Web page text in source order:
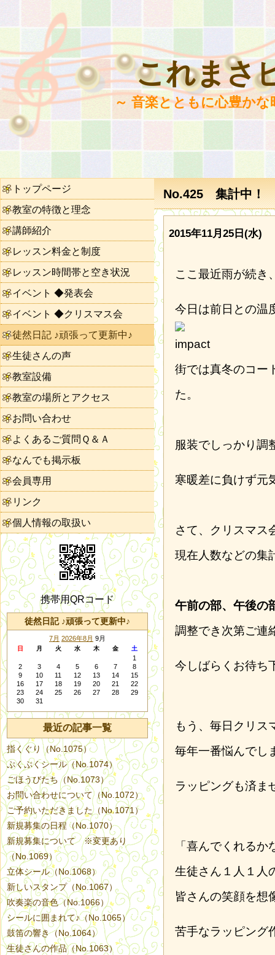
これまさ
～ 音楽とともに心豊か
No.425 集計中！
2015年11月25日(水)
ここ最近雨が続き
今日は前日との温
街では真冬のコー
た。
服装でしっかり調
寒暖差に負けず元
さて、クリスマス
現在人数などの集
午前の部、午後の
調整でき次第ご連
今しばらくお待ち
もう、毎日クリス
毎年一番悩んでし
ラッピングも済ま
「喜んでくれる
生徒さん１人１人
皆さんの笑顔を想
苦手なラッピング
トップページ
教室の特徴と理念
講師紹介
レッスン料金と制度
レッスン時間帯と空き状況
イベント ◆発表会
イベント ◆クリスマス会
徒然日記 ♪頑張って更新中♪
生徒さんの声
教室設備
教室の場所とアクセス
お問い合わせ
よくあるご質問Ｑ＆Ａ
なんでも掲示板
会員専用
リンク
個人情報の取扱い
携帯用QRコード
徒然日記 ♪頑張って更新中♪
7月 2026年8月 9月
日 月 火 水 木 金 土
1
2
3 4 5 6 7
8
9
10 11 12 13 14
15
16
17 18 19 20 21
22
23
24 25 26 27 28
29
30
31
最近の記事一覧
指くぐり（No.1075）
ぷくぷくシール（No.1074）
ごほうびたち（No.1073）
お問い合わせについて（No.1072）
ご予約いただきました（No.1071）
新規募集の日程（No.1070）
新規募集について ※変更あり
（No.1069）
立体シール（No.1068）
新しいスタンプ（No.1067）
吹奏楽の音色（No.1066）
シールに囲まれて♪（No.1065）
鼓笛の響き（No.1064）
生徒さんの作品（No.1063）